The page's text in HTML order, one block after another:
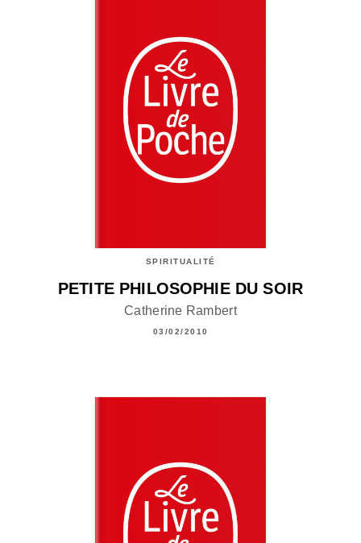
SPIRITUALITÉ
PETITE PHILOSOPHIE DU SOIR
Catherine Rambert
03/02/2010